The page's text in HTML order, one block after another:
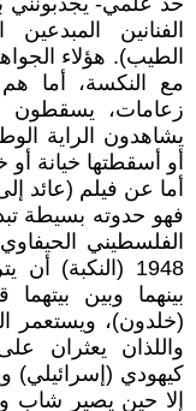
الفنانين
الطيب). هؤلاء
مع النكسة، أما هم
زعامات، يسقطون
يشاهدون الراية
أو أسقطتها خيانة
أما عن فيلم (عائد
فهو حدوته بسيطة
الفلسطيني
1948 (النكبة)
بينهما وبين
(خلدون)، ويستعمر
واللذان يعثران
كيهودي (إسرائيلي)
إلا حين يصير شاب